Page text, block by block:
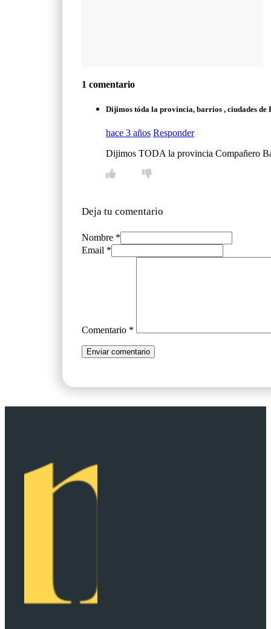
1 comentario
Dijimos tóda la provincia, barrios , ciudades de
hace 3 años Responder
Dijimos TODA la provincia Compañero
Deja tu comentario
Nombre *
Email *
Comentario *